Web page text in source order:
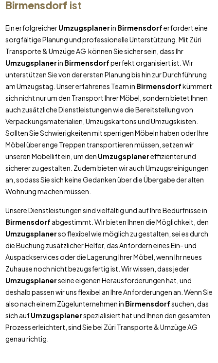
Birmensdorf ist
Ein erfolgreicherUmzugsplanerin Birmensdorferfordert eine
sorgfältige Planung und professionelle Unterstützung. Mit Züri
Transporte & Umzüge AG können Sie sicher sein, dass Ihr
Umzugsplanerin Birmensdorfperfekt organisiert ist. Wir
unterstützen Sie von der ersten Planung bis hin zur Durchführung
am Umzugstag. Unser erfahrenes Team in Birmensdorfkümmert
sich nicht nur um den Transport Ihrer Möbel, sondern bietet Ihnen
auch zusätzliche Dienstleistungen wie die Bereitstellung von
Verpackungsmaterialien, Umzugskartons und Umzugskisten.
Sollten Sie Schwierigkeiten mit sperrigen Möbeln haben oder Ihre
Möbel über enge Treppen transportieren müssen, setzen wir
unseren Möbellift ein, um den Umzugsplanereffizienter und
sicherer zu gestalten. Zudem bieten wir auch Umzugsreinigungen
an, sodass Sie sich keine Gedanken über die Übergabe der alten
Wohnung machen müssen.
Unsere Dienstleistungen sind vielfältig und auf Ihre Bedürfnisse in
Birmensdorf abgestimmt. Wir bieten Ihnen die Möglichkeit, den
Umzugsplanerso flexibel wie möglich zu gestalten, sei es durch
die Buchung zusätzlicher Helfer, das Anfordern eines Ein- und
Auspackservices oder die Lagerung Ihrer Möbel, wenn Ihr neues
Zuhause noch nicht bezugsfertig ist. Wir wissen, dass jeder
Umzugsplanerseine eigenen Herausforderungen hat, und
deshalb passen wir uns flexibel an Ihre Anforderungen an. Wenn Sie
also nach einem Zügelunternehmen in Birmensdorfsuchen, das
sich aufUmzugsplanerspezialisiert hat und Ihnen den gesamten
Prozess erleichtert, sind Sie bei Züri Transporte & Umzüge AG
genau richtig.